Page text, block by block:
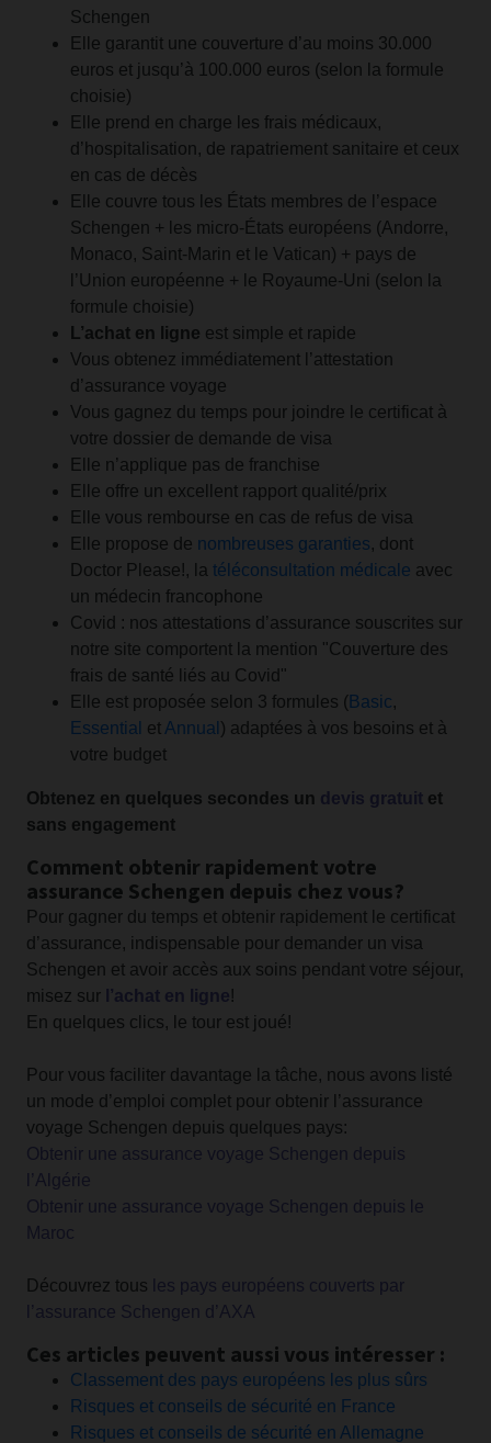
Schengen
Elle garantit une couverture d’au moins 30.000
euros et jusqu’à 100.000 euros (selon la formule
choisie)
Elle prend en charge les frais médicaux,
d’hospitalisation, de rapatriement sanitaire et ceux
en cas de décès
Elle couvre tous les États membres de l’espace
Schengen + les micro-États européens (Andorre,
Monaco, Saint-Marin et le Vatican) + pays de
l’Union européenne + le Royaume-Uni (selon la
formule choisie)
L’achat en ligne est simple et rapide
Vous obtenez immédiatement l’attestation
d’assurance voyage
Vous gagnez du temps pour joindre le certificat à
votre dossier de demande de visa
Elle n’applique pas de franchise
Elle offre un excellent rapport qualité/prix
Elle vous rembourse en cas de refus de visa
Elle propose de nombreuses garanties, dont
Doctor Please!, la téléconsultation médicale avec
un médecin francophone
Covid : nos attestations d’assurance souscrites sur
notre site comportent la mention "Couverture des
frais de santé liés au Covid"
Elle est proposée selon 3 formules (Basic,
Essential et Annual ) adaptées à vos besoins et à
votre budget
Obtenez en quelques secondes un devis gratuit et
sans engagement
Comment obtenir rapidement votre
assurance Schengen depuis chez vous?
Pour gagner du temps et obtenir rapidement le certificat
d’assurance, indispensable pour demander un visa
Schengen et avoir accès aux soins pendant votre séjour,
misez sur l’achat en ligne!
En quelques clics, le tour est joué!
Pour vous faciliter davantage la tâche, nous avons listé
un mode d’emploi complet pour obtenir l’assurance
voyage Schengen depuis quelques pays:
Obtenir une assurance voyage Schengen depuis
l’Algérie
Obtenir une assurance voyage Schengen depuis le
Maroc
Découvrez tous les pays européens couverts par
l’assurance Schengen d’AXA
Ces articles peuvent aussi vous intéresser :
Classement des pays européens les plus sûrs
Risques et conseils de sécurité en France
Risques et conseils de sécurité en Allemagne